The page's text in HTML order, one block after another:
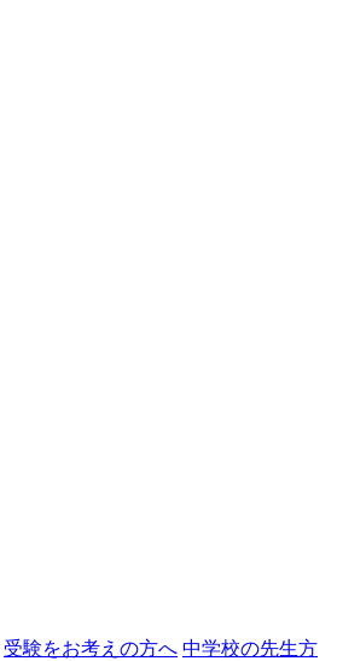
受験をお考えの方へ 中学校の先生方